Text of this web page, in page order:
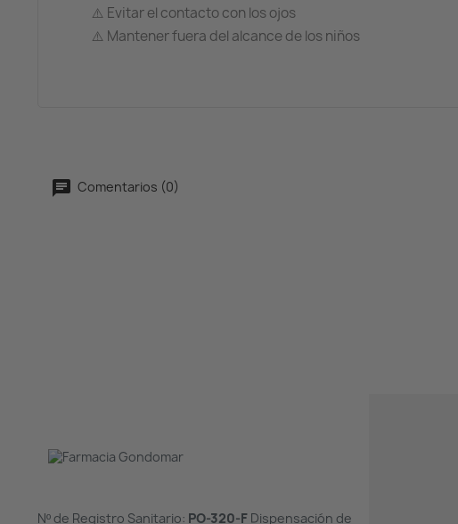
⚠️ Evitar el contacto con los ojos
⚠️ Mantener fuera del alcance de los niños
Comentarios (0)
Nº de Registro Sanitario: PO-320-FDispensación de